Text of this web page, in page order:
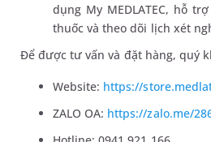
dụng My MEDLATEC, hỗ
thuốc và theo dõi lịch xét
Để được tư vấn và đặt hàng, quý
Website: https://
ZALO OA: https://zalo.me/